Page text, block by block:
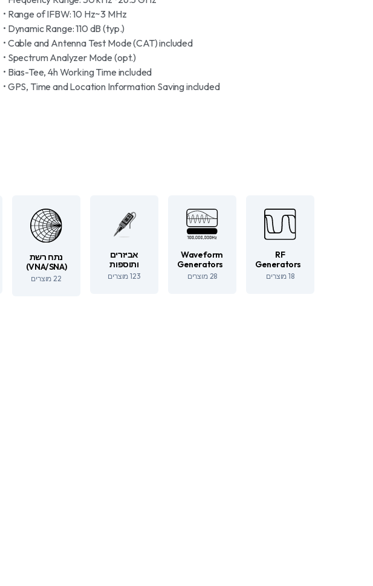
Range of IFBW: 10 Hz~3 MHz •
Dynamic Range: 110 dB (typ.) •
Cable and Antenna Test Mode (CAT) included •
Spectrum Analyzer Mode (opt.) •
Bias-Tee, 4h Working Time included •
GPS, Time and Location Information Saving included •
RF
Generators
18 מוצרים
Waveform
Generators
28 מוצרים
אביזרים
ותוספות
123 מוצרים
נתח רשת
(VNA/SNA)
22 מוצרים